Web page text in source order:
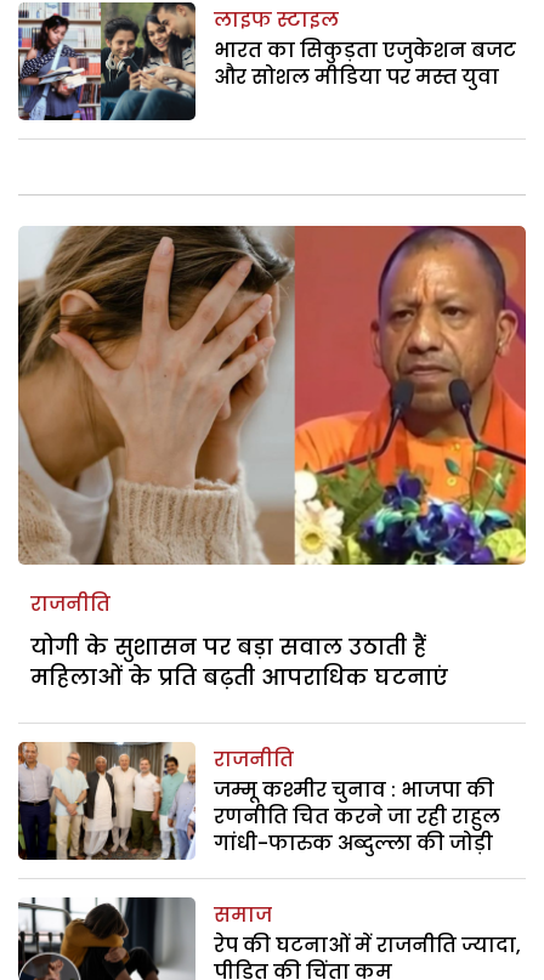
लाइफ स्टाइल
भारत का सिकुड़ता एजुकेशन बजट
और सोशल मीडिया पर मस्त युवा
राजनीति
योगी के सुशासन पर बड़ा सवाल उठाती हैं
महिलाओं के प्रति बढ़ती आपराधिक घटनाएं
राजनीति
जम्मू कश्मीर चुनाव : भाजपा की
रणनीति चित करने जा रही राहुल
गांधी-फारुक अब्दुल्ला की जोड़ी
समाज
रेप की घटनाओं में राजनीति ज्यादा,
पीड़ित की चिंता कम